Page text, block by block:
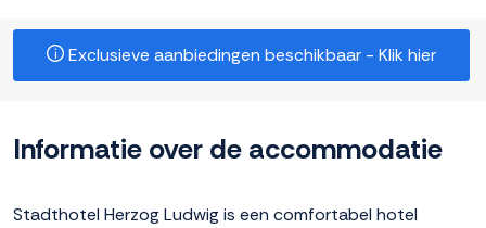
Exclusieve aanbiedingen beschikbaar - Klik hier
Informatie over de accommodatie
Stadthotel Herzog Ludwig is een comfortabel hotel